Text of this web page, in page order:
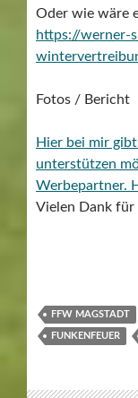
Oder wie wäre
https://werner-
Fotos / Bericht
Hier bei mir
unterstützen
Werbepartner.
Vielen Dank
FFW MAGSTADT
FUNKENFEUER